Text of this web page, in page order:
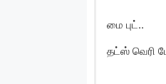
மை புட்..
தட்ஸ் வெரி